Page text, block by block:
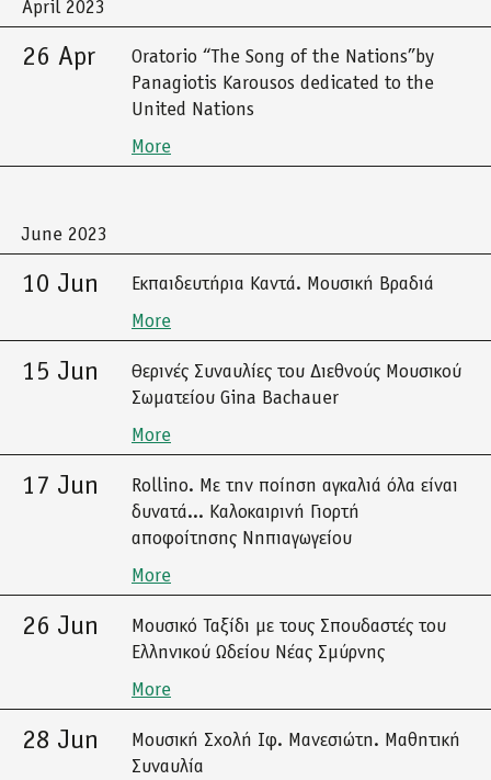
April 2023
26 Apr
Oratorio “The Song of the Nations”by
Panagiotis Karousos dedicated to the
United Nations
More
June 2023
10 Jun
Εκπαιδευτήρια Καντά. Μουσική Βραδιά
More
15 Jun
Θερινές Συναυλίες του Διεθνούς Μουσικού
Σωματείου Gina Bachauer
More
17 Jun
Rollino. Με την ποίηση αγκαλιά όλα είναι
δυνατά... Καλοκαιρινή Γιορτή
αποφοίτησης Νηπιαγωγείου
More
26 Jun
Μουσικό Ταξίδι με τους Σπουδαστές του
Ελληνικού Ωδείου Νέας Σμύρνης
More
28 Jun
Μουσική Σχολή Ιφ. Μανεσιώτη. Μαθητική
Συναυλία